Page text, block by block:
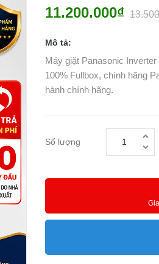
11.200.000₫
Mô tả:
Máy giặt Panasonic
100% Fullbox, chính hãng
hành chính hãng.
Số lượng